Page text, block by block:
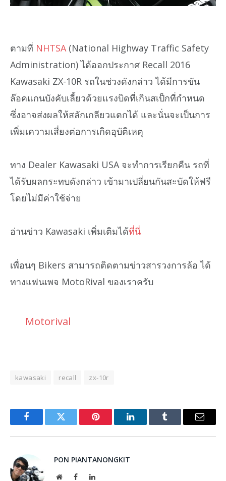
ตามที่ NHTSA (National Highway Traffic Safety
Administration) ได้ออกประกาศ Recall 2016
Kawasaki ZX-10R รถในช่วงดังกล่าว ได้มีการขัน
ล๊อคแกนบังคับเลี้ยวด้วยแรงบิดที่เกินสเป็กที่กำหนด
ซึ่งอาจส่งผลให้สลักเกลียวแตกได้ และนั่นจะเป็นการ
เพิ่มเความเสี่ยงต่อการเกิดอุบัติเหตุ
ทาง Dealer Kawasaki USA จะทำการเรียกคืน รถที่
ได้รับผลกระทบดังกล่าว เข้ามาเปลี่ยนกันสะบัดให้ฟรี
โดยไม่มีค่าใช้จ่าย
อ่านข่าว Kawasaki เพิ่มเติมได้ที่นี่
เพื่อนๆ Bikers สามารถติดตามข่าวสารวงการล้อ ได้
ทางแฟนเพจ MotoRival ของเราครับ
Motorival
kawasaki recall zx-10r
FacebookTwitter Pinterest LinkedInTumblr Email
PON PIANTANONGKIT
WebsiteFacebookLinkedIn